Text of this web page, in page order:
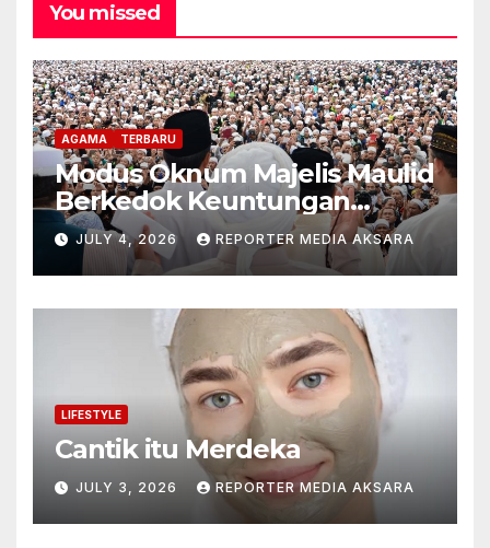
You missed
AGAMA TERBARU
Modus Oknum Majelis Maulid
Berkedok Keuntungan
Pribadi
JULY 4, 2026 REPORTER MEDIA AKSARA
LIFESTYLE
Cantik itu Merdeka
JULY 3, 2026 REPORTER MEDIA AKSARA